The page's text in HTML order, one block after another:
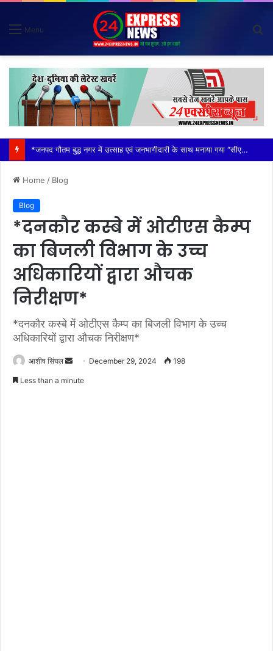
Menu
*विदेशी मूल के व्यक्तियों (नाइजीरियन) से परेशान होकर ग्राम वासियों ने रबूपुरा थाने में एक ज्ञापन दिया*
Home / Blog
Blog
*दनकौर कस्बे में ओटीएस कैम्प
का बिजली विभाग के उच्च
अधिकारियों द्वारा औचक
निरीक्षण*
*दनकौर कस्बे में ओटीएस कैम्प का बिजली विभाग के उच्च
अधिकारियों द्वारा औचक निरीक्षण*
आशीष सिंघल
Send December 29, 2024 198
Less than a minute